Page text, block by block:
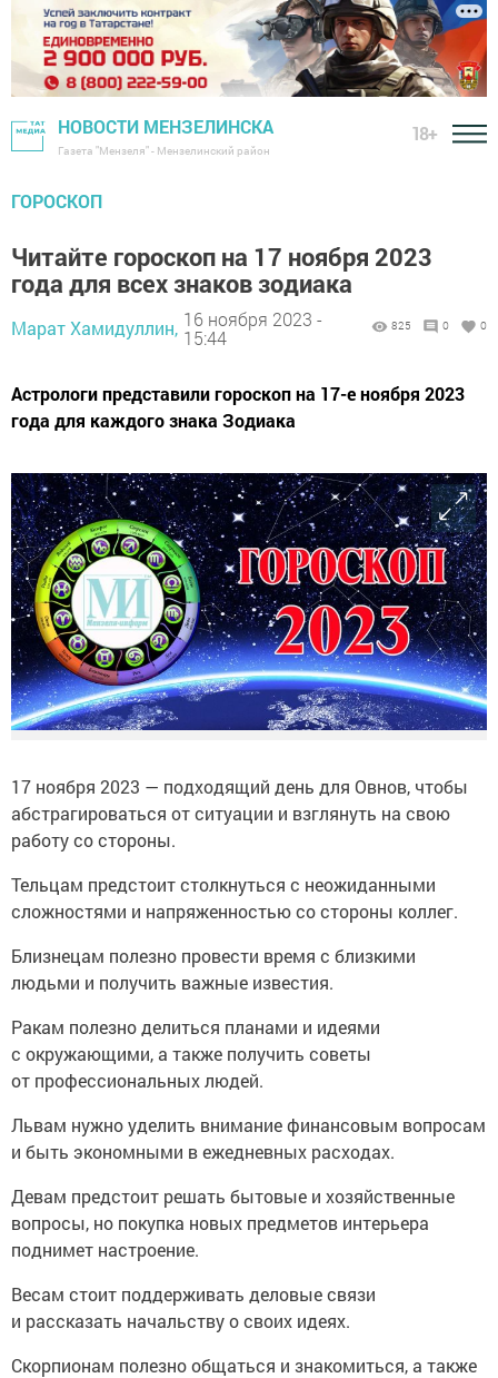
НОВОСТИ МЕНЗЕЛИНСКА
Газета "Мензеля" - Мензелинский район
18+
ГОРОСКОП
Читайте гороскоп на 17 ноября 2023
года для всех знаков зодиака
Марат Хамидуллин, 16 ноября 2023 -
15:44
825 0 0
Астрологи представили гороскоп на 17-е ноября 2023
года для каждого знака Зодиака
17 ноября 2023 — подходящий день для Овнов, чтобы
абстрагироваться от ситуации и взглянуть на свою
работу со стороны.
Тельцам предстоит столкнуться с неожиданными
сложностями и напряженностью со стороны коллег.
Близнецам полезно провести время с близкими
людьми и получить важные известия.
Ракам полезно делиться планами и идеями
с окружающими, а также получить советы
от профессиональных людей.
Львам нужно уделить внимание финансовым вопросам
и быть экономными в ежедневных расходах.
Девам предстоит решать бытовые и хозяйственные
вопросы, но покупка новых предметов интерьера
поднимет настроение.
Весам стоит поддерживать деловые связи
и рассказать начальству о своих идеях.
Скорпионам полезно общаться и знакомиться, а также